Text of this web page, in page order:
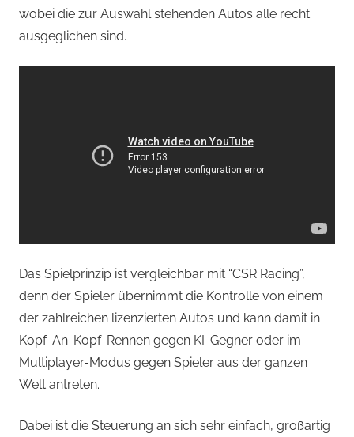
wobei die zur Auswahl stehenden Autos alle recht
ausgeglichen sind.
Das Spielprinzip ist vergleichbar mit “CSR Racing”,
denn der Spieler übernimmt die Kontrolle von einem
der zahlreichen lizenzierten Autos und kann damit in
Kopf-An-Kopf-Rennen gegen KI-Gegner oder im
Multiplayer-Modus gegen Spieler aus der ganzen
Welt antreten.
Dabei ist die Steuerung an sich sehr einfach, großartig